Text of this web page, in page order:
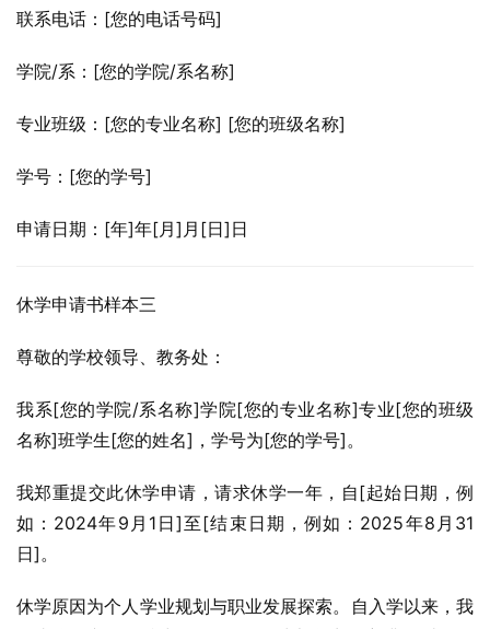
联系电话：[您的电话号码]
学院/系：[您的学院/系名称]
专业班级：[您的专业名称] [您的班级名称]
学号：[您的学号]
申请日期：[年]年[月]月[日]日
休学申请书样本三
尊敬的学校领导、教务处：
我系[您的学院/系名称]学院[您的专业名称]专业[您的班级
名称]班学生[您的姓名]，学号为[您的学号]。
我郑重提交此休学申请，请求休学一年，自[起始日期，例
如：2024年9月1日]至[结束日期，例如：2025年8月31
日]。
休学原因为个人学业规划与职业发展探索。自入学以来，我